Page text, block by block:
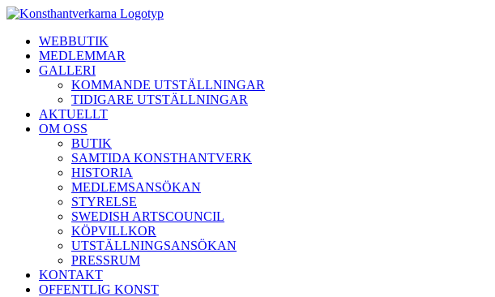
Fortsätt
innehålletWEBBUTIK
MEDLEMMAR
GALLERI
KOMMANDE UTSTÄLLNINGAR
TIDIGARE UTSTÄLLNINGAR
AKTUELLT
OM OSS
BUTIK
SAMTIDA KONSTHANTVERK
HISTORIA
MEDLEMSANSÖKAN
STYRELSE
SWEDISH ARTSCOUNCIL
KÖPVILLKOR
UTSTÄLLNINGSANSÖKAN
PRESSRUM
KONTAKT
OFFENTLIG KONST